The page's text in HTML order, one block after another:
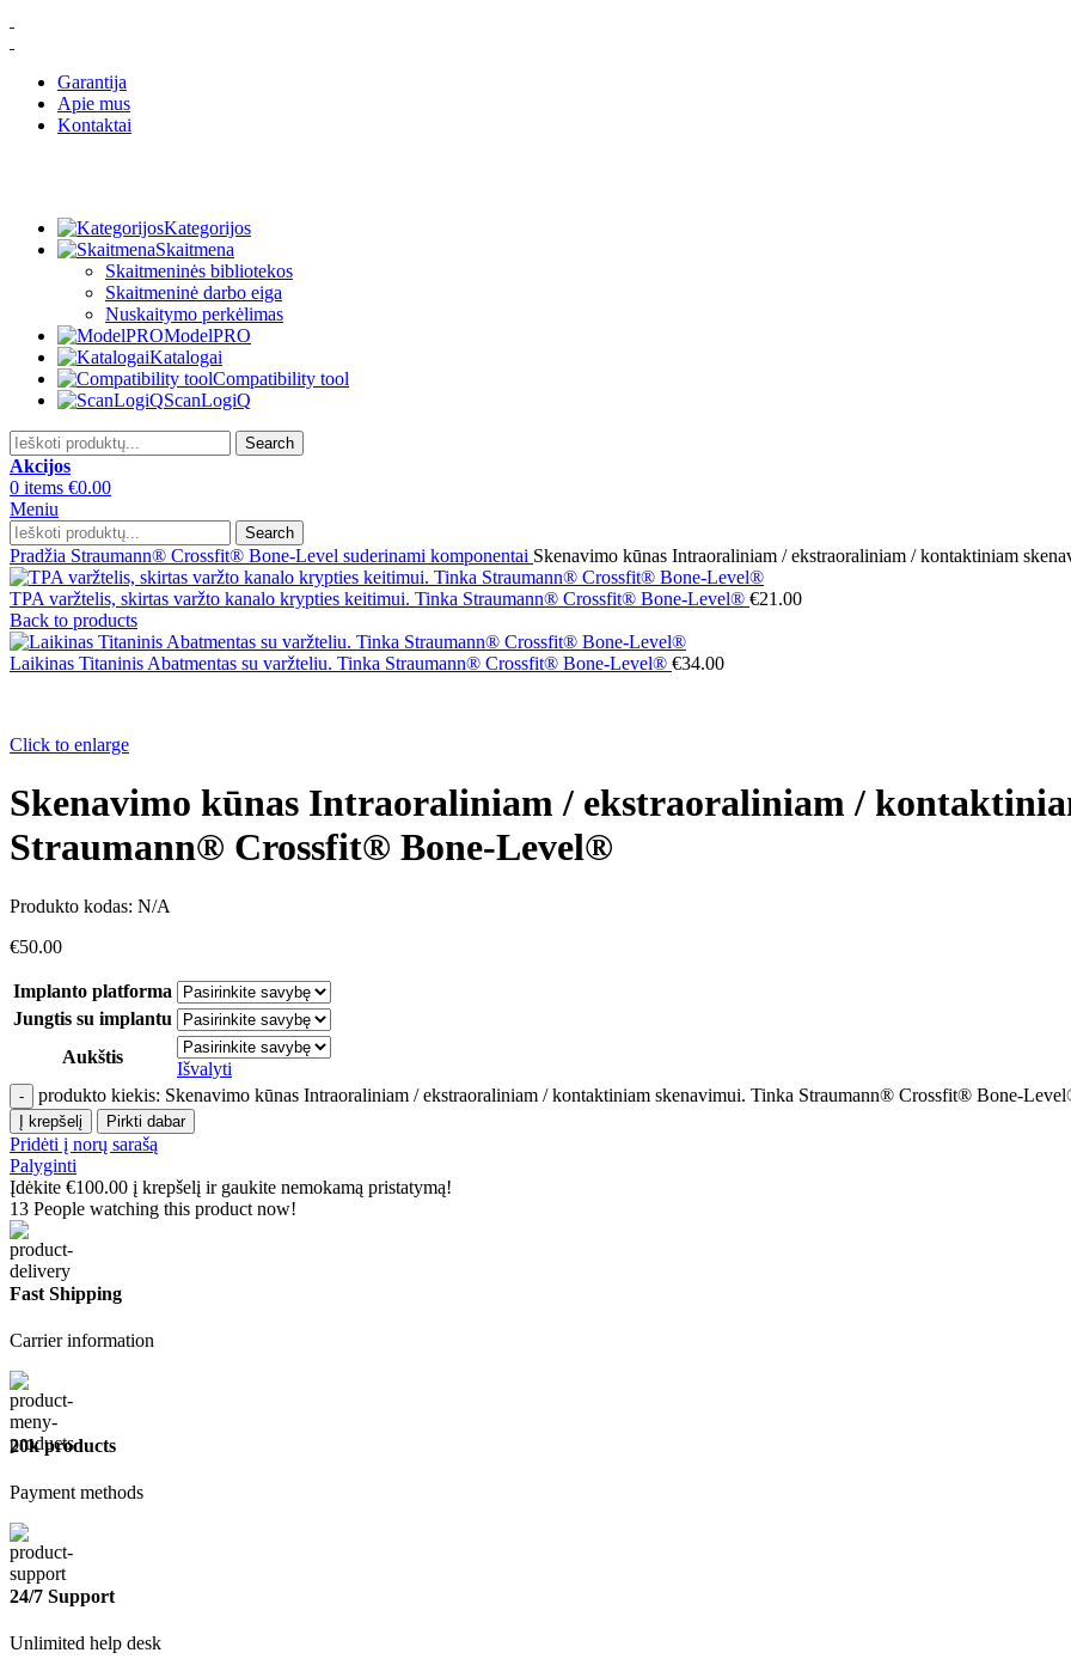
Garantija
Apie mus
Kontaktai
Kategorijos
Skaitmena
Skaitmeninės bibliotekos
Skaitmeninė darbo eiga
Nuskaitymo perkėlimas
ModelPRO
Katalogai
Compatibility tool
ScanLogiQ
Search
Akcijos
0 items €0.00
Meniu
Search
Pradžia Straumann® Crossfit® Bone-Level suderinami komponentai Skenavimo kūnas Intraoraliniam / ekstraoraliniam / kontaktiniam
TPA varžtelis, skirtas varžto kanalo krypties keitimui. Tinka Straumann® Crossfit® Bone-Level® €21.00
Back to products
Laikinas Titaninis Abatmentas su varžteliu. Tinka Straumann® Crossfit® Bone-Level® €34.00
Click to enlarge
Skenavimo kūnas Intraoraliniam / ekstraoraliniam /
Straumann® Crossfit® Bone-Level®
Produkto kodas: N/A
€50.00
Implanto platforma
Jungtis su implantu
Aukštis
Išvalyti
produkto kiekis: Skenavimo kūnas Intraoraliniam / ekstraoraliniam / kontaktiniam skenavimui. Tinka Straumann® Crossfit® Bone-
Į krepšelį Pirkti dabar
Pridėti į norų sarašą
Palyginti
Įdėkite €100.00 į krepšelį ir gaukite nemokamą pristatymą!
13 People watching this product now!
Fast Shipping
Carrier information
20k products
Payment methods
24/7 Support
Unlimited help desk